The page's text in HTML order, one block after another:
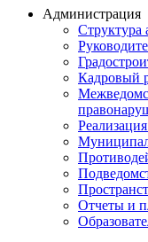
Администрация
Структура
Кадровый
Отчеты и